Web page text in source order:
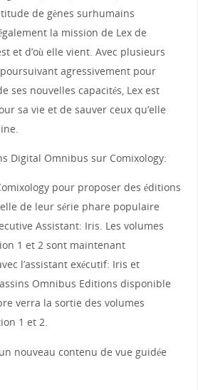
de gènes surhumains
la mission de Lex de
et d’où elle vient. Avec plusieurs
agressivement pour
ses nouvelles capacités, Lex est
sa vie et de sauver ceux qu’elle
Digital Omnibus sur Comixology:
pour proposer des éditions
de leur série phare populaire
Assistant: Iris. Les volumes
1 et 2 sont maintenant
l’assistant exécutif: Iris et
Omnibus Editions disponible
verra la sortie des volumes
1 et 2.
nouveau contenu de vue guidée